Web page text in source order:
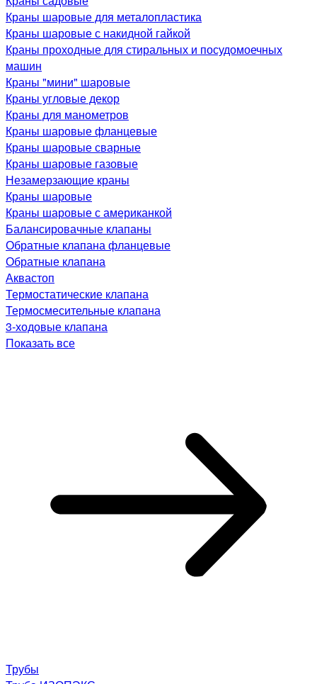
Краны шаровые для металопластика
Краны шаровые с накидной гайкой
Краны проходные для стиральных и посудомоечных
машин
Краны "мини" шаровые
Краны угловые декор
Краны для манометров
Краны шаровые фланцевые
Краны шаровые сварные
Краны шаровые газовые
Незамерзающие краны
Краны шаровые
Краны шаровые с американкой
Балансировачные клапаны
Обратные клапана фланцевые
Обратные клапана
Аквастоп
Термостатические клапана
Термосмесительные клапана
3-ходовые клапана
Показать все
Трубы